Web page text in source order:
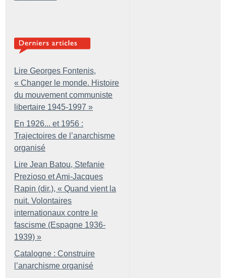
Lire Georges Fontenis,
« Changer le monde. Histoire
du mouvement communiste
libertaire 1945-1997 »
En 1926... et 1956 :
Trajectoires de l’anarchisme
organisé
Lire Jean Batou, Stefanie
Prezioso et Ami-Jacques
Rapin (dir.), « Quand vient la
nuit. Volontaires
internationaux contre le
fascisme (Espagne 1936-
1939) »
Catalogne : Construire
l’anarchisme organisé